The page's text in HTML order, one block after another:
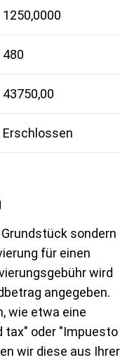
1250,0000
480
43750,00
Erschlossen
sondern
für einen
wird
angegeben.
wie etwa eine
tax" oder "Impuesto
wir diese aus Ihrer